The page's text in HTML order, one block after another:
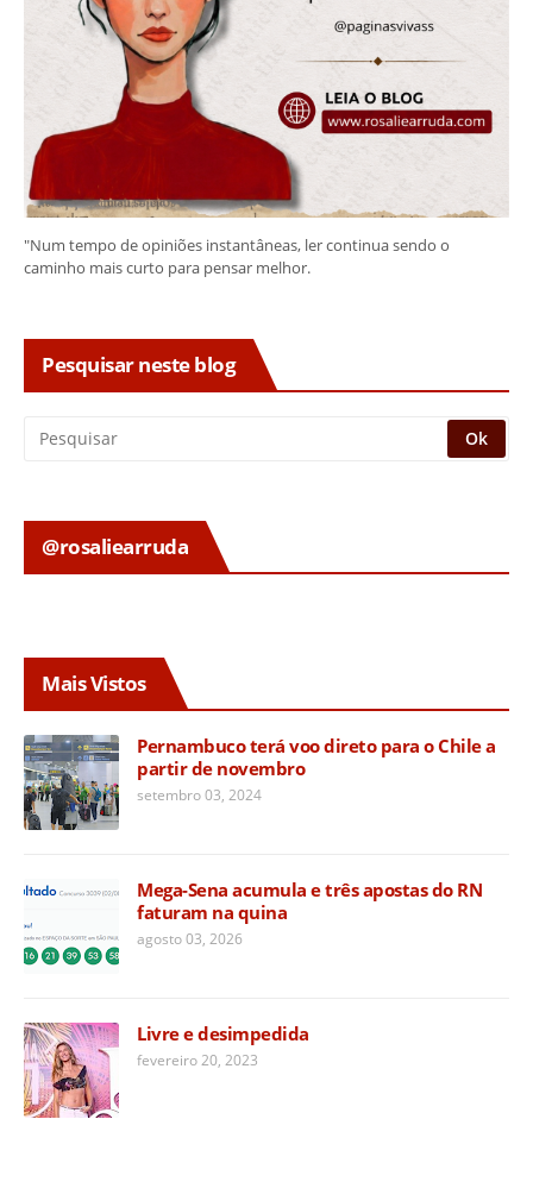
"Num tempo de opiniões instantâneas, ler continua sendo o
caminho mais curto para pensar melhor.
Pesquisar neste blog
@rosaliearruda
Mais Vistos
Pernambuco terá voo direto para o Chile a
partir de novembro
setembro 03, 2024
Mega-Sena acumula e três apostas do RN
faturam na quina
agosto 03, 2026
Livre e desimpedida
fevereiro 20, 2023